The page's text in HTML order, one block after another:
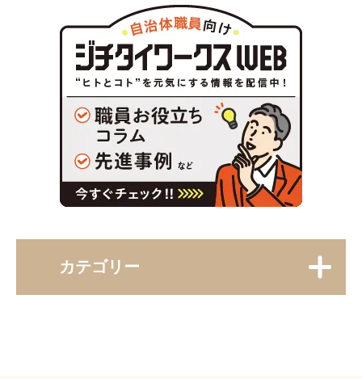
カテゴリー